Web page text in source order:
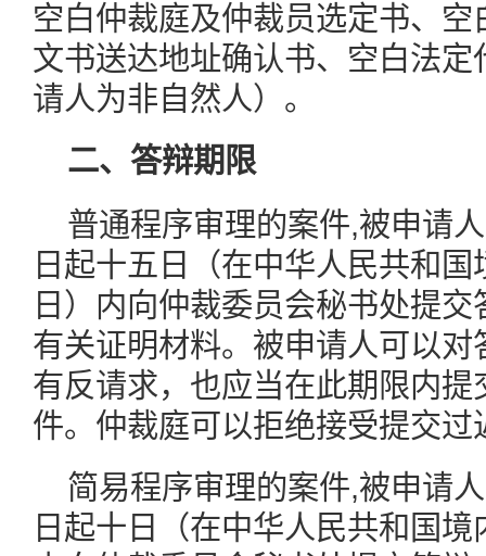
空白仲裁庭及仲裁员选定书、
文书送达地址确认书、空白法
请人为非自然人）。
二、答辩期限
普通程序审理的案件,被申请
日起十五日（在中华人民共和
日）内向仲裁委员会秘书处提
有关证明材料。被申请人可以
有反请求，也应当在此期限内
件。仲裁庭可以拒绝接受提交过
简易程序审理的案件,被申请
日起十日（在中华人民共和国